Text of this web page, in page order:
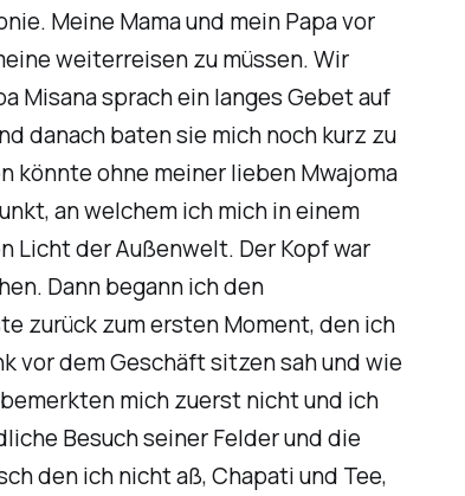
Meine Mama und mein Papa vor
weiterreisen zu müssen. Wir
Misana sprach ein langes Gebet auf
danach baten sie mich noch kurz zu
könnte ohne meiner lieben Mwajoma
an welchem ich mich in einem
Licht der Außenwelt. Der Kopf war
Dann begann ich den
zurück zum ersten Moment, den ich
vor dem Geschäft sitzen sah und wie
mich zuerst nicht und ich
Besuch seiner Felder und die
den ich nicht aß, Chapati und Tee,